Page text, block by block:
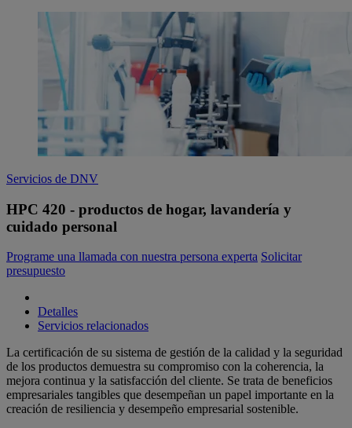
Servicios de DNV
HPC 420 - productos de hogar, lavandería y
cuidado personal
Programe una llamada con nuestra persona experta Solicitar
presupuesto
Detalles
Servicios relacionados
La certificación de su sistema de gestión de la calidad y la seguridad
de los productos demuestra su compromiso con la coherencia, la
mejora continua y la satisfacción del cliente. Se trata de beneficios
empresariales tangibles que desempeñan un papel importante en la
creación de resiliencia y desempeño empresarial sostenible.